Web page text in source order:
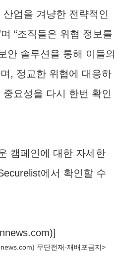
업을 겨냥한 전략적인
“조직들은 위협 정보를
안 솔루션을 통해 이들의
, 정교한 위협에 대응하
요성을 다시 한번 확인
캠페인에 대한 자세한
에서 확인할 수
)]
) 무단전재-재배포금지>